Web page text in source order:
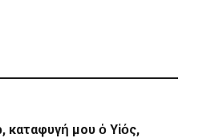
καταφυγή μου ὁ Υἱός,